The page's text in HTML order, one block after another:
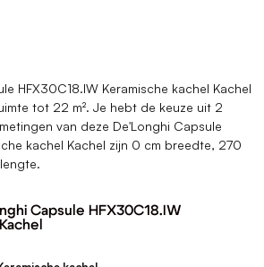
HFX30C18.IW Keramische kachel Kachel
tot 22 m². Je hebt de keuze uit 2
van deze De'Longhi Capsule
kachel Kachel zijn 0 cm breedte, 270
Capsule HFX30C18.IW